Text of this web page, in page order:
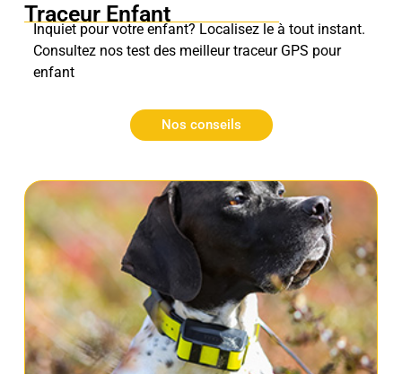
Traceur Enfant
Inquiet pour votre enfant? Localisez le à tout instant.
Consultez nos test des meilleur traceur GPS pour
enfant
Nos conseils